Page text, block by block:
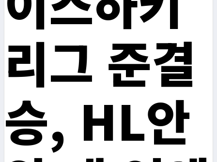
리그 준결
승, HL안